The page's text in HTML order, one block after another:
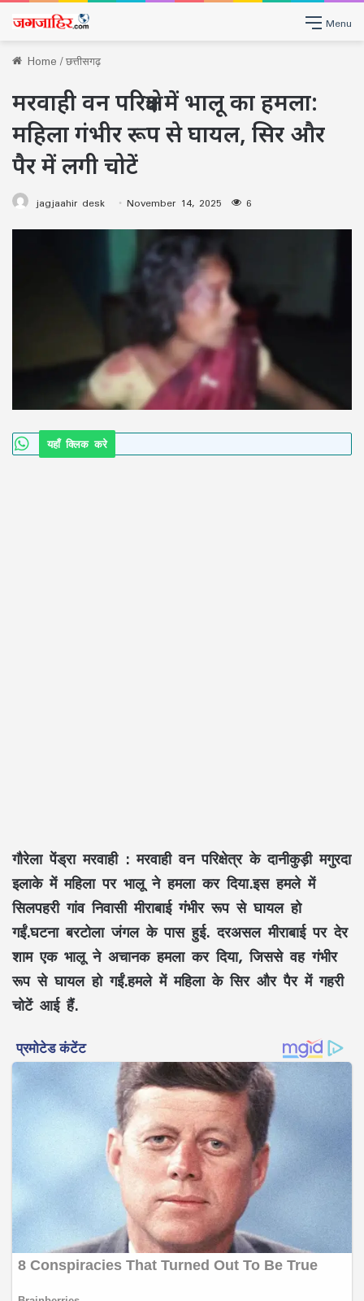
Menu
Home/छत्तीसगढ़
मरवाही वन परिक्षेत्र में भालू का हमला:
महिला गंभीर रूप से घायल, सिर और
पैर में लगी चोटें
jagjaahir desk November 14, 2025 6
यहाँ क्लिक करे
गौरेला पेंड्रा मरवाही: मरवाही वन परिक्षेत्र के दानीकुड़ी मगुरदा
इलाके में महिला पर भालू ने हमला कर दिया.इस हमले में
सिलपहरी गांव निवासी मीराबाई गंभीर रूप से घायल हो
गईं.घटना बरटोला जंगल के पास हुई. दरअसल मीराबाई पर देर
शाम एक भालू ने अचानक हमला कर दिया, जिससे वह गंभीर
रूप से घायल हो गईं.हमले में महिला के सिर और पैर में गहरी
चोटें आई हैं.